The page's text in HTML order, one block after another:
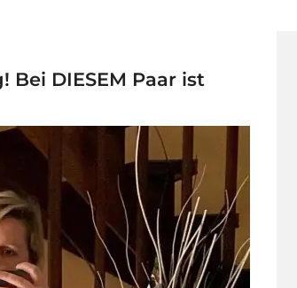
Bei DIESEM Paar ist